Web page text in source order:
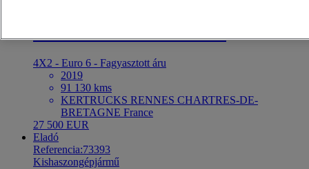
Renault Trucks Master 145
4X2 - Euro 6 - Fagyasztott áru
2019
91 130 kms
KERTRUCKS RENNES CHARTRES-DE-
BRETAGNE France
27 500 EUR
Eladó
Referencia:73393
Kishaszongépjármű